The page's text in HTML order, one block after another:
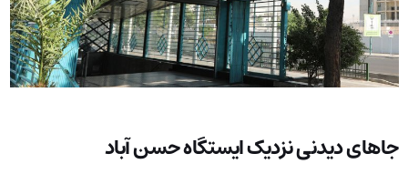
جاهای دیدنی نزدیک ایستگاه حسن آباد